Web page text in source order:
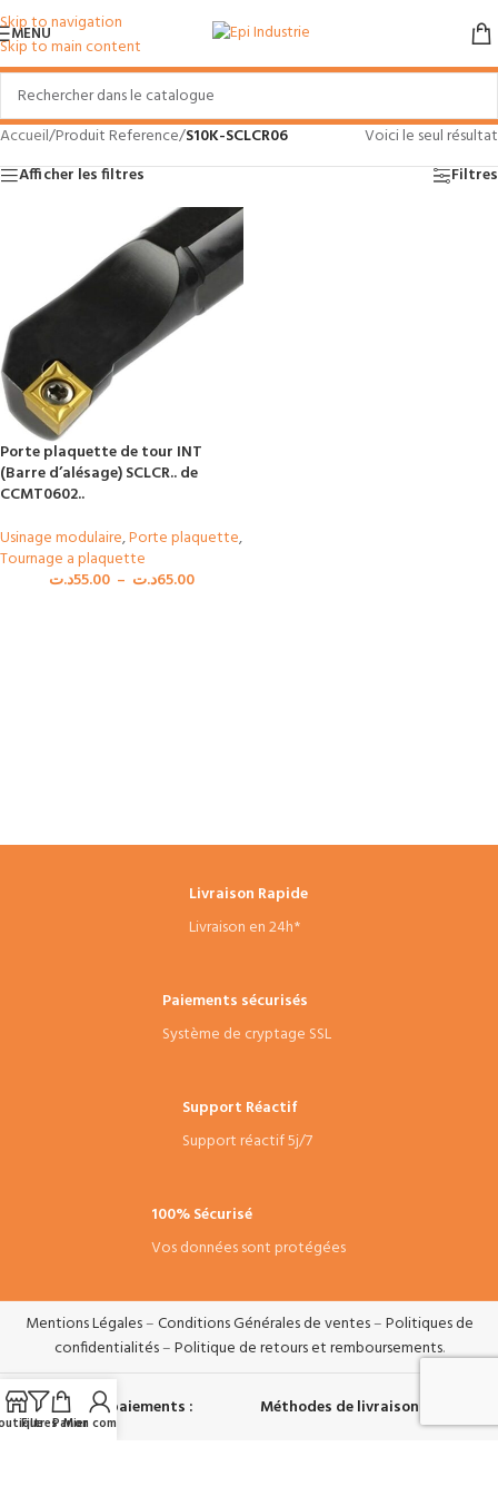
Skip to navigation
Skip to main content
MENU
Accueil/Produit Reference/S10K-SCLCR06
Voici le seul résultat
Afficher les filtres
Filtres
Porte plaquette de tour INT
(Barre d’alésage) SCLCR.. de
CCMT0602..
Usinage modulaire,Porte plaquette,
Tournage a plaquette
55.00د.ت – 65.00د.ت
Livraison Rapide
Livraison en 24h*
Paiements sécurisés
Système de cryptage SSL
Support Réactif
Support réactif 5j/7
100% Sécurisé
Vos données sont protégées
Mentions Légales–Conditions Générales de ventes–Politiques de
confidentialités–Politique de retours et remboursements.
Systèmes de paiements : Méthodes de livraisons :
FiltresPanier
Mon compte